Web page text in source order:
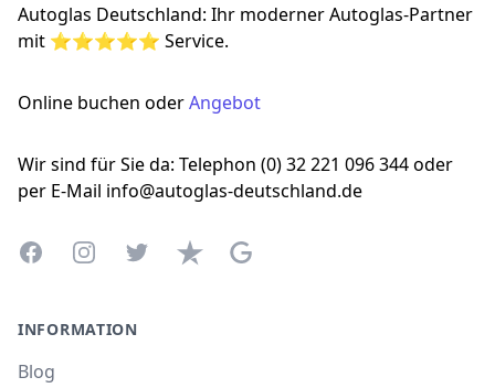
Autoglas Deutschland: Ihr moderner Autoglas-Partner
mit ⭐⭐⭐⭐⭐ Service.
Online buchen oderAngebot
Wir sind für Sie da: Telephon (0) 32 221 096 344 oder
per E-Mail info@autoglas-deutschland.de
FacebookInstagramTwitterTrustpilotGoogle Business Profile
INFORMATION
Blog